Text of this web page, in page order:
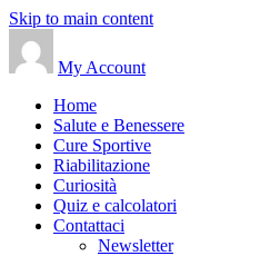
Skip to main content
My Account
Home
Salute e Benessere
Cure Sportive
Riabilitazione
Curiosità
Quiz e calcolatori
Contattaci
Newsletter